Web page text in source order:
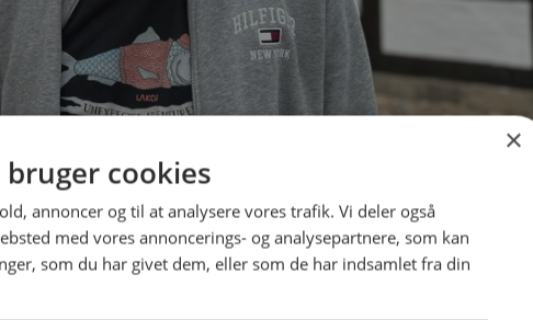
×
cookies
annoncer og til at analysere vores trafik. Vi deler også
med vores annoncerings- og analysepartnere, som kan
som du har givet dem, eller som de har indsamlet fra din